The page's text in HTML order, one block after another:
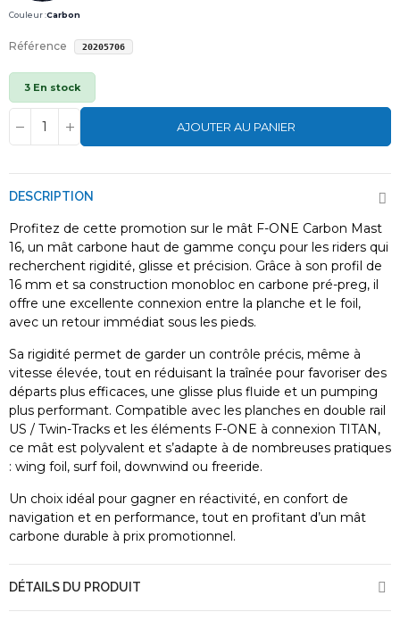
Couleur :Carbon
Référence 20205706
3 En stock
AJOUTER AU PANIER
DESCRIPTION
Profitez de cette promotion sur le mât F-ONE Carbon Mast
16, un mât carbone haut de gamme conçu pour les riders qui
recherchent rigidité, glisse et précision. Grâce à son profil de
16 mm et sa construction monobloc en carbone pré-preg, il
offre une excellente connexion entre la planche et le foil,
avec un retour immédiat sous les pieds.
Sa rigidité permet de garder un contrôle précis, même à
vitesse élevée, tout en réduisant la traînée pour favoriser des
départs plus efficaces, une glisse plus fluide et un pumping
plus performant. Compatible avec les planches en double rail
US / Twin-Tracks et les éléments F-ONE à connexion TITAN,
ce mât est polyvalent et s’adapte à de nombreuses pratiques
: wing foil, surf foil, downwind ou freeride.
Un choix idéal pour gagner en réactivité, en confort de
navigation et en performance, tout en profitant d’un mât
carbone durable à prix promotionnel.
DÉTAILS DU PRODUIT